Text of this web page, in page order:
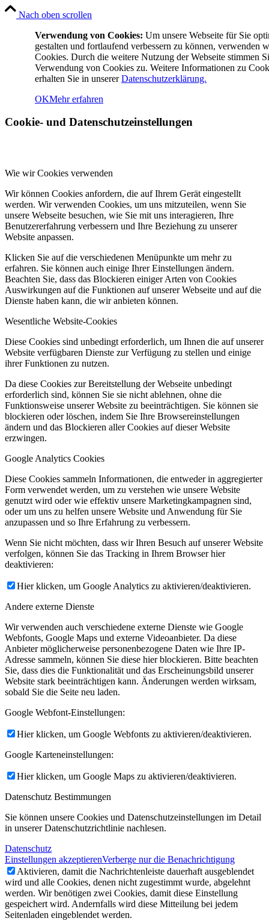
Nach oben scrollen
Verwendung von Cookies: Um unsere Webseite für Sie
gestalten und fortlaufend verbessern zu können, verwenden
Cookies. Durch die weitere Nutzung der Webseite stimmen
Verwendung von Cookies zu. Weitere Informationen zu
erhalten Sie in unsererDatenschutzerklärung.
OKMehr erfahren
Cookie- und Datenschutzeinstellungen
Wie wir Cookies verwenden
Wir können Cookies anfordern, die auf Ihrem Gerät eingestellt
werden. Wir verwenden Cookies, um uns mitzuteilen, wenn Sie
unsere Webseite besuchen, wie Sie mit uns interagieren, Ihre
Benutzererfahrung verbessern und Ihre Beziehung zu unserer
Website anpassen.
Klicken Sie auf die verschiedenen Menüpunkte um mehr zu
erfahren. Sie können auch einige Ihrer Einstellungen ändern.
Beachten Sie, dass das Blockieren einiger Arten von Cookies
Auswirkungen auf die Funktionen auf unserer Webseite und auf die
Dienste haben kann, die wir anbieten können.
Wesentliche Website-Cookies
Diese Cookies sind unbedingt erforderlich, um Ihnen die auf unserer
Website verfügbaren Dienste zur Verfügung zu stellen und einige
ihrer Funktionen zu nutzen.
Da diese Cookies zur Bereitstellung der Webseite unbedingt
erforderlich sind, können Sie sie nicht ablehnen, ohne die
Funktionsweise unserer Website zu beeinträchtigen. Sie können sie
blockieren oder löschen, indem Sie Ihre Browsereinstellungen
ändern und das Blockieren aller Cookies auf dieser Website
erzwingen.
Google Analytics Cookies
Diese Cookies sammeln Informationen, die entweder in aggregierter
Form verwendet werden, um zu verstehen wie unsere Website
genutzt wird oder wie effektiv unsere Marketingkampagnen sind,
oder um uns zu helfen unsere Website und Anwendung für Sie
anzupassen und so Ihre Erfahrung zu verbessern.
Wenn Sie nicht möchten, dass wir Ihren Besuch auf unserer Website
verfolgen, können Sie das Tracking in Ihrem Browser hier
deaktivieren:
Hier klicken, um Google Analytics zu aktivieren/deaktivieren.
Andere externe Dienste
Wir verwenden auch verschiedene externe Dienste wie Google
Webfonts, Google Maps und externe Videoanbieter. Da diese
Anbieter möglicherweise personenbezogene Daten wie Ihre IP-
Adresse sammeln, können Sie diese hier blockieren. Bitte beachten
Sie, dass dies die Funktionalität und das Erscheinungsbild unserer
Website stark beeinträchtigen kann. Änderungen werden wirksam,
sobald Sie die Seite neu laden.
Google Webfont-Einstellungen:
Hier klicken, um Google Webfonts zu aktivieren/deaktivieren.
Google Karteneinstellungen:
Hier klicken, um Google Maps zu aktivieren/deaktivieren.
Datenschutz Bestimmungen
Sie können unsere Cookies und Datenschutzeinstellungen im Detail
in unserer Datenschutzrichtlinie nachlesen.
Datenschutz
Einstellungen akzeptierenVerberge nur die Benachrichtigung
Aktivieren, damit die Nachrichtenleiste dauerhaft ausgeblendet
wird und alle Cookies, denen nicht zugestimmt wurde, abgelehnt
werden. Wir benötigen zwei Cookies, damit diese Einstellung
gespeichert wird. Andernfalls wird diese Mitteilung bei jedem
Seitenladen eingeblendet werden.